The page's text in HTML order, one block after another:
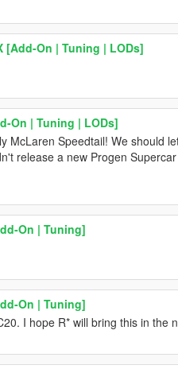
[Add-On | Tuning | LODs]
On | Tuning | LODs]
McLaren Speedtail! We should
release a new Progen
On | Tuning]
On | Tuning]
I hope R* will bring this in the